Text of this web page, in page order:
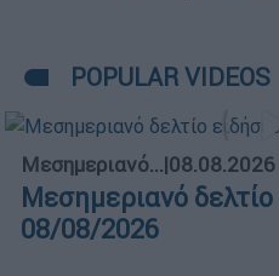
POPULAR VIDEOS
Μεσημεριανό...|
Μεσημεριανό
08/08/2026